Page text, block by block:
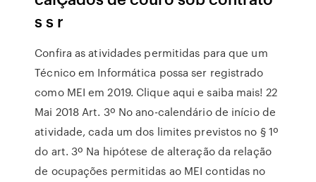
s s r
Confira as atividades permitidas para que um
Técnico em Informática possa ser registrado
como MEI em 2019. Clique aqui e saiba mais! 22
Mai 2018 Art. 3º No ano-calendário de início de
atividade, cada um dos limites previstos no § 1º
do art. 3º Na hipótese de alteração da relação
de ocupações permitidas ao MEI contidas no